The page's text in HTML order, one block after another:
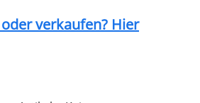
verkaufen? Hier